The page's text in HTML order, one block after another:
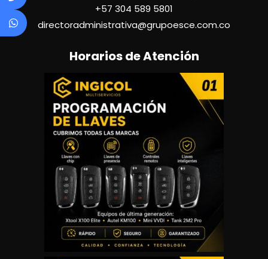
+57 304 589 5801
directoradministrativa@grupoesce.com.co
Horarios de Atención